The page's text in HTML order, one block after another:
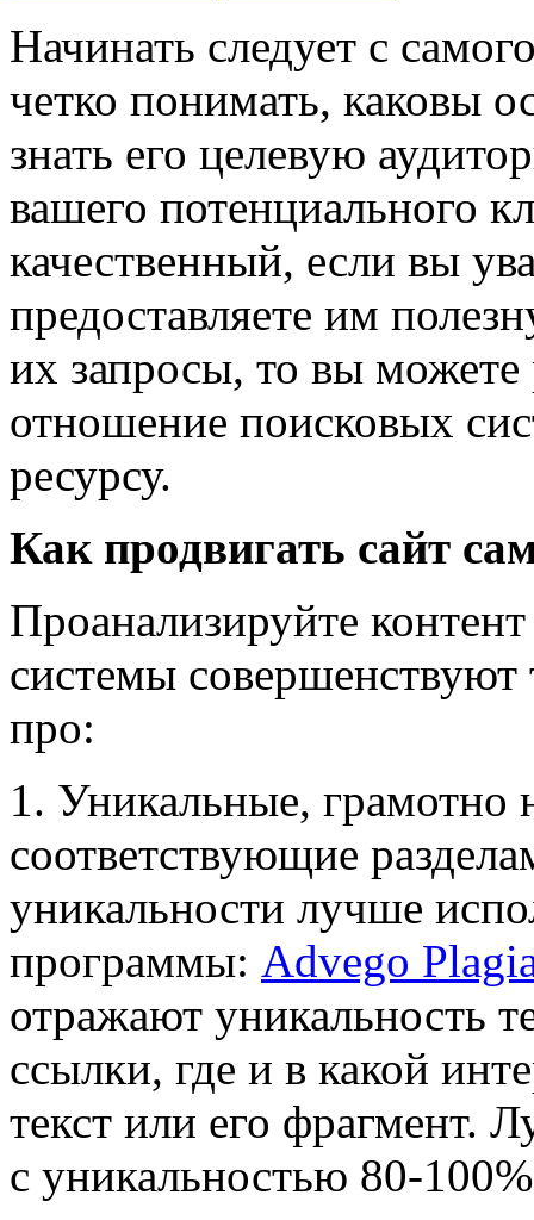
Начинать следует с
четко понимать, каковы
знать его целевую
вашего потенциального
качественный, если вы
предоставляете им
их запросы, то вы можете
отношение поисковых
ресурсу.
Как продвигать сайт
Проанализируйте
системы
про:
1. Уникальные, грамотно
соответствующие
уникальности лучше
программы: Advego
отражают уникальность
ссылки, где и в какой
текст или его фрагмент.
с уникальностью 80-